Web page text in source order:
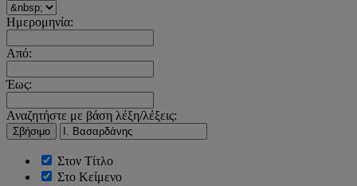
Ημερομηνία:
Από:
Έως:
Αναζητήστε με βάση λέξη/λέξεις:
Σβήσιμο
Στον Τίτλο
Στο Κείμενο